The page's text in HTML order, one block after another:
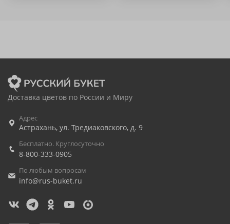
Доставка цветов по России и Миру
Адрес
Астрахань, ул. Тредиаковского, д. 9
Бесплатно. Круглосуточно
8-800-333-0905
По любым вопросам
info@rus-buket.ru